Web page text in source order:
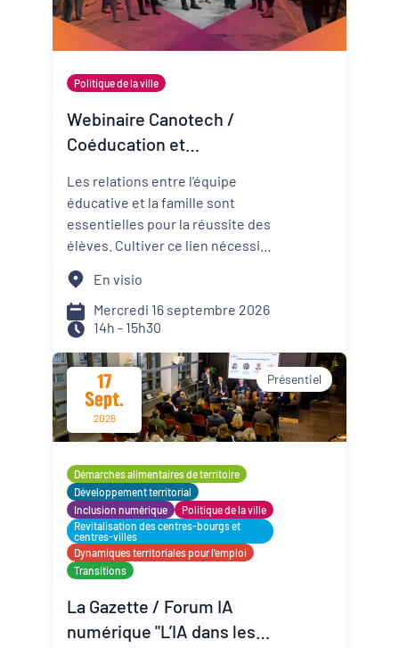
Politique de la ville
Webinaire Canotech /
Coéducation et
Les relations entre l'équipe
éducative et la famille sont
essentielles pour la réussite des
élèves. Cultiver ce lien nécessite
à la persévérance scolaire. Des
actions éprouvées dans des
établissements scolaires sont
présentées lors de ce webinaire.
En visio
Mercredi 16 septembre 2026
14h - 15h30
17
Sept.
2026
Présentiel
Démarches alimentaires de territoire
Développement territorial
Inclusion numérique
Politique de la ville
Revitalisation des centres-bourgs et
centres-villes
Dynamiques territoriales pour l’emploi
Transitions
La Gazette / Forum IA
numérique "L’IA dans les